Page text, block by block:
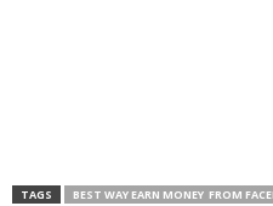
TAGS
BEST WAY EARN MONEY FROM